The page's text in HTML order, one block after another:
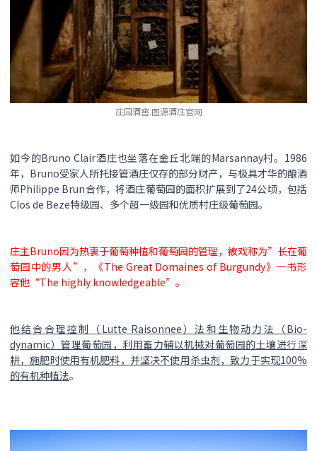
庄园酒窖.图源酒庄官网
如今的Bruno Clair酒庄也坐落在金丘北端的Marsannay村。1986
年，Bruno受家人所托接管酒庄仅存的部分财产，与极具才华的酿酒
师Philippe Brun合作，将酒庄葡萄园的面积扩展到了24公顷，包括
Clos de Beze特级园、多个超一级园和优质村庄级葡萄园。
庄主Bruno因为热衷于葡萄种植和葡萄园的管理，被戏称为”长在葡
萄园中的男人”，《The Great Domaines of Burgundy》一书形
容他“The highly knowledgeable”。
他结合合理控制（Lutte Raisonnee）法和生物动力法（Bio-
dynamic）管理葡萄园，利用畜力辅以机械对葡萄园的土壤进行深
耕，施肥时使用有机肥料，并坚决不使用杀虫剂，致力于实现100%
的有机种植法。